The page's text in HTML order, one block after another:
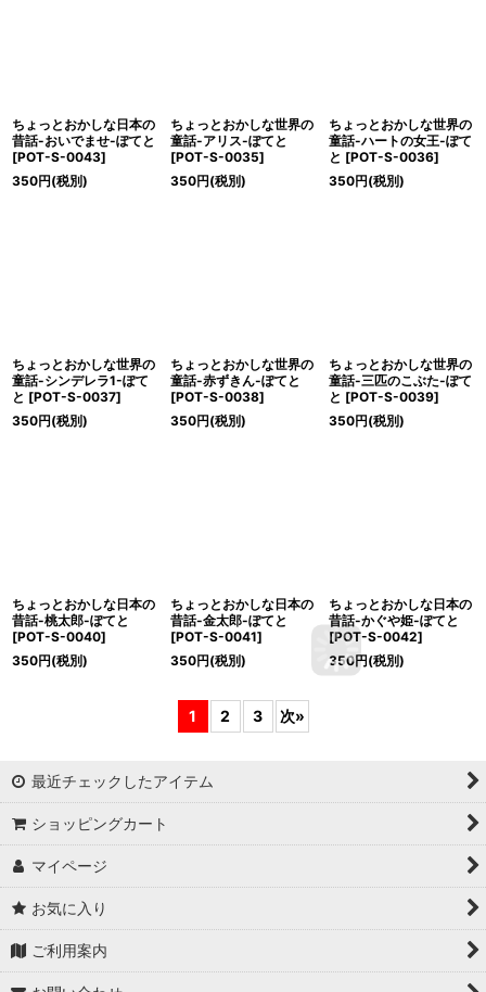
ちょっとおかしな日本の
昔話-おいでませ-ぽてと
[POT-S-0043]
350円(税別)
ちょっとおかしな世界の
童話-アリス-ぽてと
[POT-S-0035]
350円(税別)
ちょっとおかしな世界の
童話-ハートの女王-ぽて
と [POT-S-0036]
350円(税別)
ちょっとおかしな世界の
童話-シンデレラ1-ぽて
と [POT-S-0037]
350円(税別)
ちょっとおかしな世界の
童話-赤ずきん-ぽてと
[POT-S-0038]
350円(税別)
ちょっとおかしな世界の
童話-三匹のこぶた-ぽて
と [POT-S-0039]
350円(税別)
ちょっとおかしな日本の
昔話-桃太郎-ぽてと
[POT-S-0040]
350円(税別)
ちょっとおかしな日本の
昔話-金太郎-ぽてと
[POT-S-0041]
350円(税別)
ちょっとおかしな日本の
昔話-かぐや姫-ぽてと
[POT-S-0042]
350円(税別)
1 2 3 次»
最近チェックしたアイテム
ショッピングカート
マイページ
お気に入り
ご利用案内